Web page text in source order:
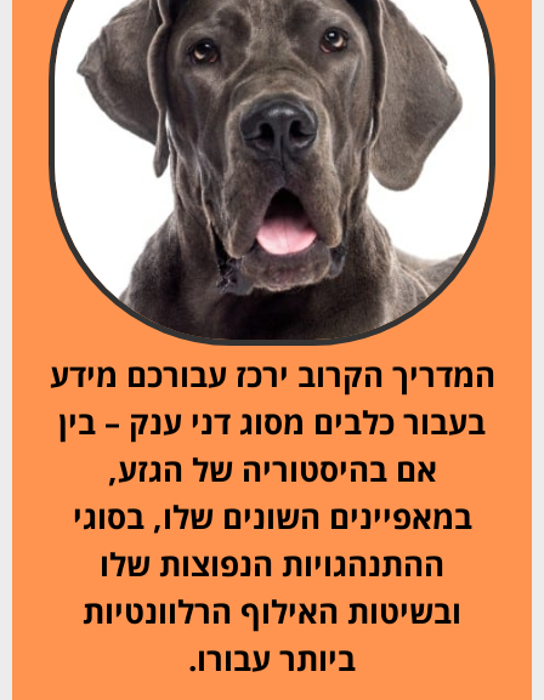
המדריך הקרוב ירכז עבורכם מידע
בעבור כלבים מסוג דני ענק – בין
אם בהיסטוריה של הגזע,
במאפיינים השונים שלו, בסוגי
ההתנהגויות הנפוצות שלו
ובשיטות האילוף הרלוונטיות
ביותר עבורו.